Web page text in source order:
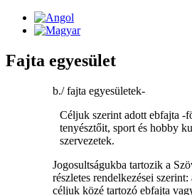
Fajta egyesület
b./ fajta egyesületek-
Céljuk szerint adott ebfajta -
tenyésztőit, sport és hobby
szervezetek.
Jogosultságukba tartozik a
részletes rendelkezései
céljuk közé tartozó ebfajta